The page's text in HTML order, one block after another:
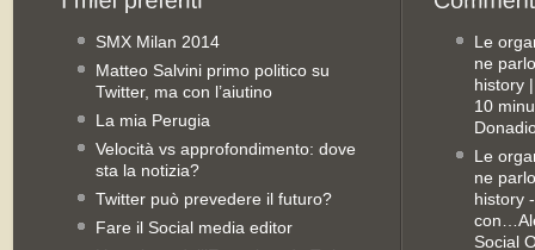
SMX Milan 2014
Matteo Salvini primo politico su
Twitter, ma con l’aiutino
La mia Perugia
Velocità vs approfondimento: dove
sta la notizia?
Twitter può prevedere il futuro?
Fare il Social media editor
Le
ne
history
10
Le
ne
history
Social